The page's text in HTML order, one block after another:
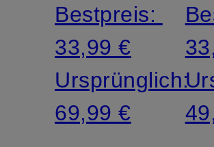
Bestpreis:
33,99 €
Ursprünglich:
69,99 €